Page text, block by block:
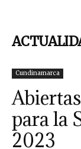
Cundinamarca
para la
2023